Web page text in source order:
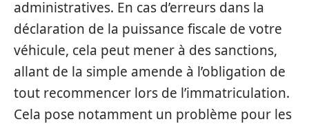
administratives. En cas d’erreurs dans la
déclaration de la puissance fiscale de votre
véhicule, cela peut mener à des sanctions,
allant de la simple amende à l’obligation de
tout recommencer lors de l’immatriculation.
Cela pose notamment un problème pour les